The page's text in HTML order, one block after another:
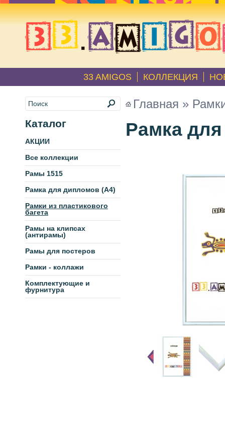
33 AMIGOS КОЛЛЕКЦИЯ
Каталог
АКЦИИ
Все коллекции
Рамы 1515
Рамка для дипломов (А4)
Рамки из пластикового
багета
Рамы на клипсах
(антирамы)
Рамы для постеров
Рамки - коллажи
Комплектующие и
фурнитура
Главная »
Рамка